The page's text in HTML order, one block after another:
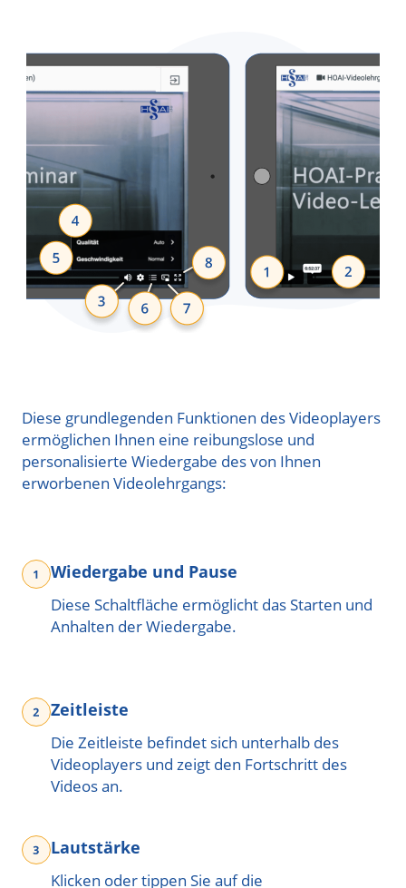
Diese grundlegenden Funktionen des Videoplayers
ermöglichen Ihnen eine reibungslose und
personalisierte Wiedergabe des von Ihnen
erworbenen Videolehrgangs:
Wiedergabe und Pause
Diese Schaltfläche ermöglicht das Starten und
Anhalten der Wiedergabe.
Zeitleiste
Die Zeitleiste befindet sich unterhalb des
Videoplayers und zeigt den Fortschritt des
Videos an.
Lautstärke
Klicken oder tippen Sie auf die